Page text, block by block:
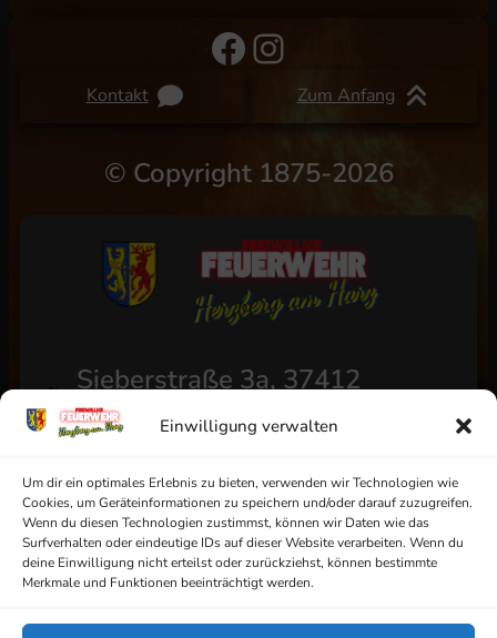
Einwilligung verwalten
Um dir ein optimales Erlebnis zu bieten, verwenden wir Technologien wie
Cookies, um Geräteinformationen zu speichern und/oder darauf zuzugreifen.
Wenn du diesen Technologien zustimmst, können wir Daten wie das
Surfverhalten oder eindeutige IDs auf dieser Website verarbeiten. Wenn du
deine Einwilligung nicht erteilst oder zurückziehst, können bestimmte
Merkmale und Funktionen beeinträchtigt werden.
Facebook
Instagram
Kontakt Zum Anfang
© Copyright 1875-2026
Sieberstraße 3a, 37412
Herzberg am Harz
info@ff-herzberg.de
Impressum
Datenschutz